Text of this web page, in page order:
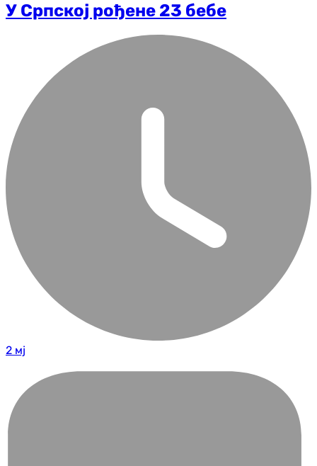
У Српској рођене 23 бебе
2 мј